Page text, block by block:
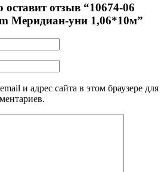
отзыв “10674-06
Меридиан-уни 1,06*10м”
и адрес сайта в этом браузере для